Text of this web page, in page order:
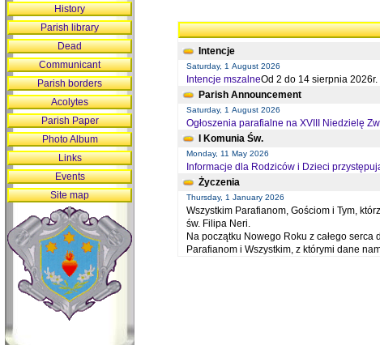
Intencje
Saturday, 1 August 2026
Intencje mszalneOd 2 do 14 sierpnia 2026r.
Parish Announcement
Saturday, 1 August 2026
Ogłoszenia parafialne na XVIII Niedzielę
I Komunia Św.
Monday, 11 May 2026
Informacje dla Rodziców i Dzieci
Życzenia
Thursday, 1 January 2026
Wszystkim Parafianom, Gościom i Tym,
św. Filipa Neri.
Na początku Nowego Roku z całego
Parafianom i Wszystkim, z którymi dane
History
Parish library
Dead
Communicant
Parish borders
Acolytes
Parish Paper
Photo Album
Links
Events
Site map